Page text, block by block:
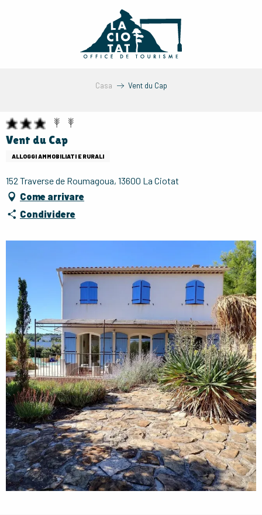
Casa Vent du Cap
Vent du Cap
ALLOGGI AMMOBILIATI E RURALI
152 Traverse de Roumagoua, 13600 La Ciotat
Come arrivare
Condividere